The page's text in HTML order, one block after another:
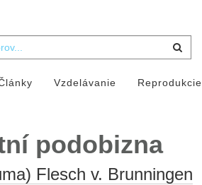
Vzdelávanie Reprodukcie
podobizna
Flesch v. Brunningen